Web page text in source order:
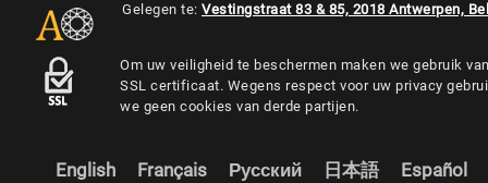
Gelegen te: Vestingstraat 83 & 85, 2018 Antwerpen,
Om uw veiligheid te beschermen maken we gebruik
SSL certificaat. Wegens respect voor uw privacy
we geen cookies van derde partijen.
English Français Русский 日本語 Español